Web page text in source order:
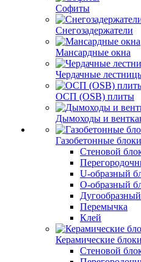
Софиты
Снегозадержатели
Мансардные окна
Чердачные
ОСП (OSB) плиты
Дымоходы и
Газобетонные блоки
Стеновой
U-образный
О-образный
Перемычка
Клей
Керамические блоки
Стеновой